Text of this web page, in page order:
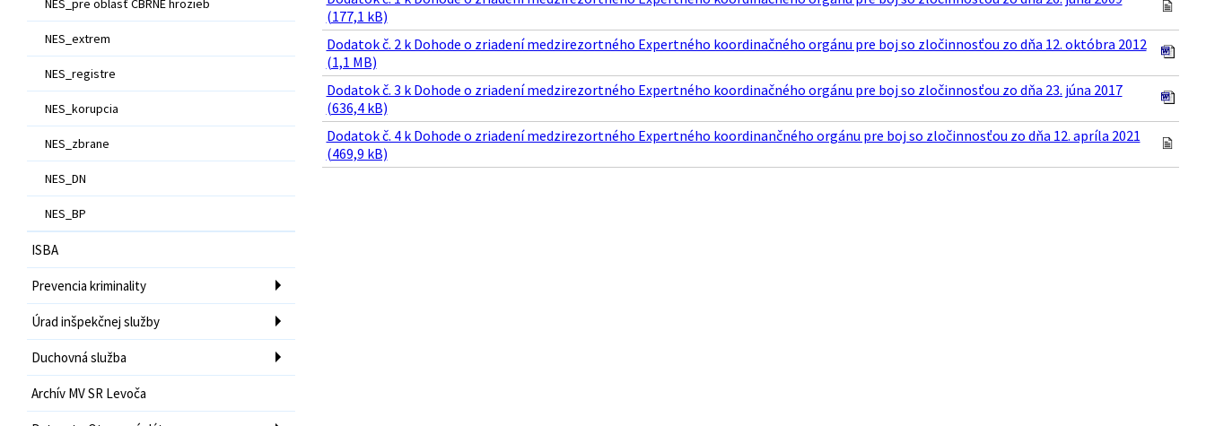
NES_extrem
NES_registre
NES_korupcia
NES_zbrane
NES_DN
NES_BP
ISBA
Prevencia kriminality
Úrad inšpekčnej služby
Duchovná služba
Archív MV SR Levoča
(177,1 kB)
Dodatok č. 2 k Dohode o zriadení medzirezortného Expertného koordinačného orgánu pre boj so zločinnosťou zo dňa 12. októbra 2012
(1,1 MB)
Dodatok č. 3 k Dohode o zriadení medzirezortného Expertného koordinačného orgánu pre boj so zločinnosťou zo dňa 23. júna 2017
(636,4 kB)
Dodatok č. 4 k Dohode o zriadení medzirezortného Expertného koordinančného orgánu pre boj so zločinnosťou zo dňa 12. apríla 2021
(469,9 kB)